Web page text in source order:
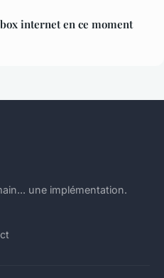
internet en ce moment
une implémentation.